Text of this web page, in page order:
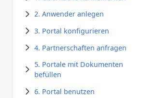
2. Anwender anlegen
3. Portal konfigurieren
4. Partnerschaften anfragen
5. Portale mit Dokumenten
befüllen
6. Portal benutzen